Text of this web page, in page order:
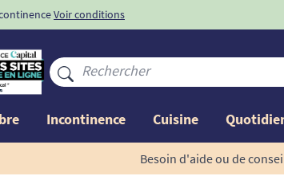
Voir conditions
Incontinence Cuisine
Besoin d'aide ou de